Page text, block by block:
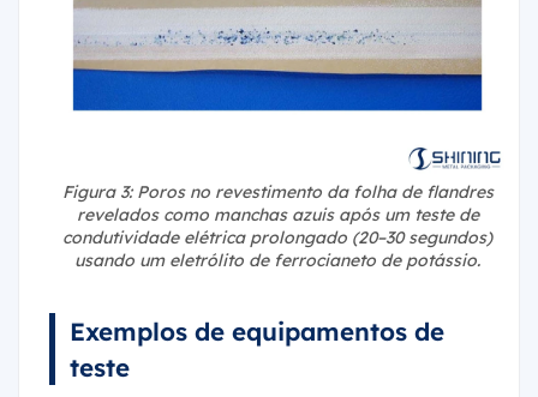
Figura 3: Poros no revestimento da folha de flandres
revelados como manchas azuis após um teste de
condutividade elétrica prolongado (20–30 segundos)
usando um eletrólito de ferrocianeto de potássio.
Exemplos de equipamentos de
teste